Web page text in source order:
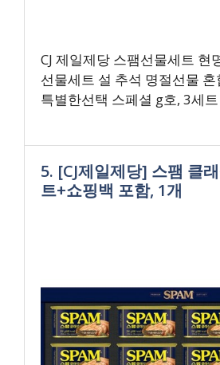
CJ 제일제당 스팸선물세트 현
선물세트 설 추석 명절선물 혼
특별한선택 스페셜 g호, 3세트
5. [CJ제일제당] 스팸 클
트+쇼핑백 포함, 1개